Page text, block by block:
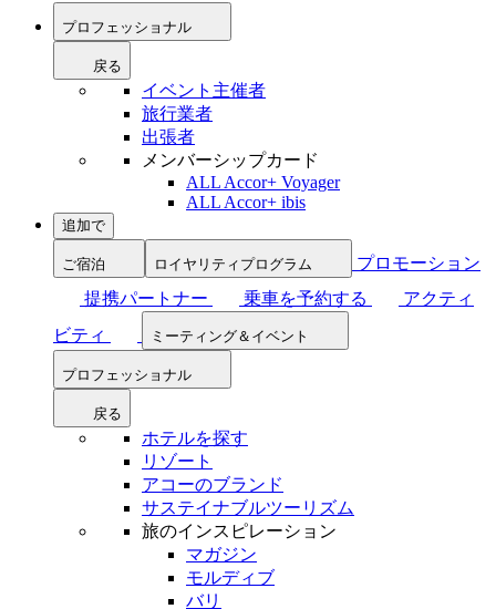
プロフェッショナル
戻る
イベント主催者
旅行業者
出張者
メンバーシップカード
ALL Accor+ Voyager
ALL Accor+ ibis
追加で
ご宿泊 ロイヤリティプログラム
プロモーション
提携パートナー
乗車を予約する
アクティ
ビティ
ミーティング＆イベント
プロフェッショナル
戻る
ホテルを探す
リゾート
アコーのブランド
サステイナブルツーリズム
旅のインスピレーション
マガジン
モルディブ
バリ